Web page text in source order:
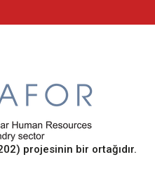
projesinin bir ortağıdır.